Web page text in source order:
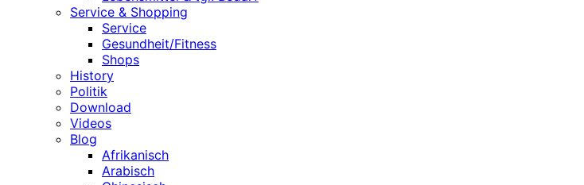
Service & Shopping
Service
Gesundheit/Fitness
Shops
History
Politik
Download
Videos
Blog
Afrikanisch
Arabisch